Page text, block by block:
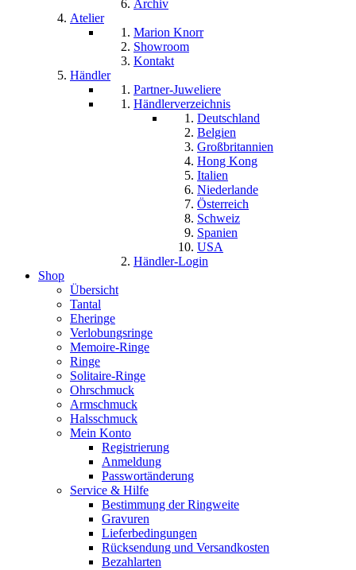
Archiv
Atelier
Marion Knorr
Showroom
Kontakt
Händler
Partner-Juweliere
Händlerverzeichnis
Deutschland
Belgien
Großbritannien
Hong Kong
Italien
Niederlande
Österreich
Schweiz
Spanien
USA
Händler-Login
Shop
Übersicht
Tantal
Eheringe
Verlobungsringe
Memoire-Ringe
Ringe
Solitaire-Ringe
Ohrschmuck
Armschmuck
Halsschmuck
Mein Konto
Registrierung
Anmeldung
Passwortänderung
Service & Hilfe
Bestimmung der Ringweite
Gravuren
Lieferbedingungen
Rücksendung und Versandkosten
Bezahlarten